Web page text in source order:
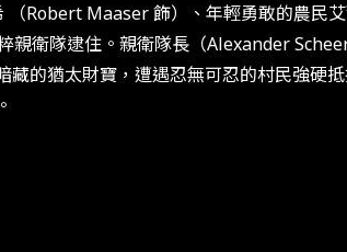
Robert Maaser 飾）、年輕勇敢的農民
親衛隊逮住。親衛隊長（Alexander
的猶太財寶，遭遇忍無可忍的村民強硬